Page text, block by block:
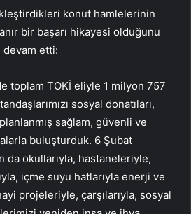
konut hamlelerinin
bir başarı hikayesi olduğunu
devam etti:
toplam TOKİ eliyle 1 milyon 757
sosyal donatıları,
sağlam, güvenli ve
buluşturduk. 6 Şubat
da okullarıyla, hastaneleriyle,
içme suyu hatlarıyla enerji ve
projeleriyle, çarşılarıyla, sosyal